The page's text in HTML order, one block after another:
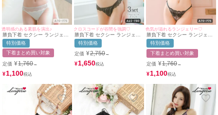
透明感のある素肌を演出♪
勝負下着 セクシー ランジェリ
ー シアーチュール エレガント
レース 脇高 ワイヤー ホワイト
ブラジャー ショーツ 2点セッ
ト
特別価格
下着まとめ買い対象
定価 ¥1,760→
¥1,100
クロスコードが谷間を強調♡
勝負下着 セクシー ランジェリ
ー クロスコード ケミカルレー
ス ワイヤー ブラック ブラジャ
ー ショーツ Tバック 3点セット
特別価格
定価 ¥2,750→
¥1,650
色気が溢れるランジェリー♡
勝負下着 セクシー ランジェリ
ー ヌーディーカラー×シアーフ
ラワーレースブラジャー＆ショ
ーツ2点セット
特別価格
下着まとめ買い対象
定価 ¥1,760→
¥1,100